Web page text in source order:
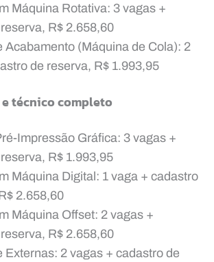
Máquina Rotativa: 3 vagas +
R$ 2.658,60
Acabamento (Máquina de Cola): 2
de reserva, R$ 1.993,95
técnico completo
Impressão Gráfica: 3 vagas +
R$ 1.993,95
Máquina Digital: 1 vaga + cadastro
2.658,60
Máquina Offset: 2 vagas +
R$ 2.658,60
Externas: 2 vagas + cadastro de